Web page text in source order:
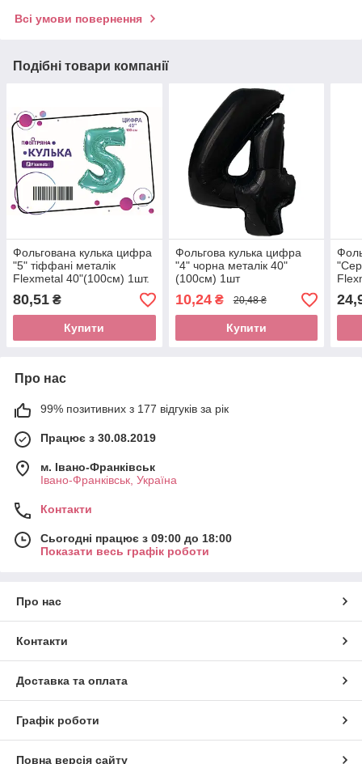
Всі умови повернення
Подібні товари компанії
Фольгована кулька цифра
"5" тіффані металік
Flexmetal 40"(100см) 1шт.
80,51 ₴
Купити
Фольгова кулька цифра
"4" чорна металік 40"
(100см) 1шт
10,24₴ 20,48 ₴
Купити
Про нас
99% позитивних з 177 відгуків за рік
Працює з 30.08.2019
м. Івано-Франківськ
Івано-Франківськ, Україна
Контакти
Сьогодні працює з 09:00 до 18:00
Показати весь графік роботи
Про нас
Контакти
Доставка та оплата
Графік роботи
Повна версія сайту